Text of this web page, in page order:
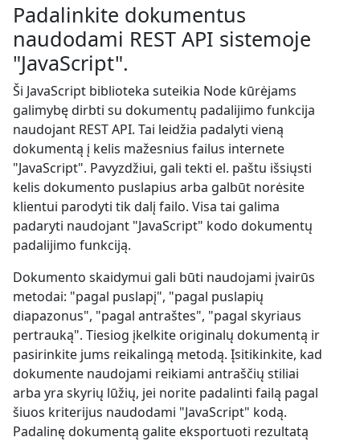
Padalinkite dokumentus
naudodami REST API sistemoje
"JavaScript".
Ši JavaScript biblioteka suteikia Node kūrėjams
galimybę dirbti su dokumentų padalijimo funkcija
naudojant REST API. Tai leidžia padalyti vieną
dokumentą į kelis mažesnius failus internete
"JavaScript". Pavyzdžiui, gali tekti el. paštu išsiųsti
kelis dokumento puslapius arba galbūt norėsite
klientui parodyti tik dalį failo. Visa tai galima
padaryti naudojant "JavaScript" kodo dokumentų
padalijimo funkciją.
Dokumento skaidymui gali būti naudojami įvairūs
metodai: "pagal puslapį", "pagal puslapių
diapazonus", "pagal antraštes", "pagal skyriaus
pertrauką". Tiesiog įkelkite originalų dokumentą ir
pasirinkite jums reikalingą metodą. Įsitikinkite, kad
dokumente naudojami reikiami antraščių stiliai
arba yra skyrių lūžių, jei norite padalinti failą pagal
šiuos kriterijus naudodami "JavaScript" kodą.
Padalinę dokumentą galite eksportuoti rezultatą